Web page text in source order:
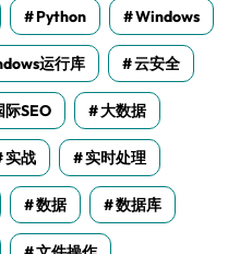
Python Windows
运行库 云安全
际SEO 大数据
实战 实时处理
数据 数据库